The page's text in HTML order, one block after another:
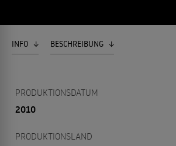
INFO BESCHREIBUNG
PRODUKTIONSDATUM
2010
PRODUKTIONSLAND